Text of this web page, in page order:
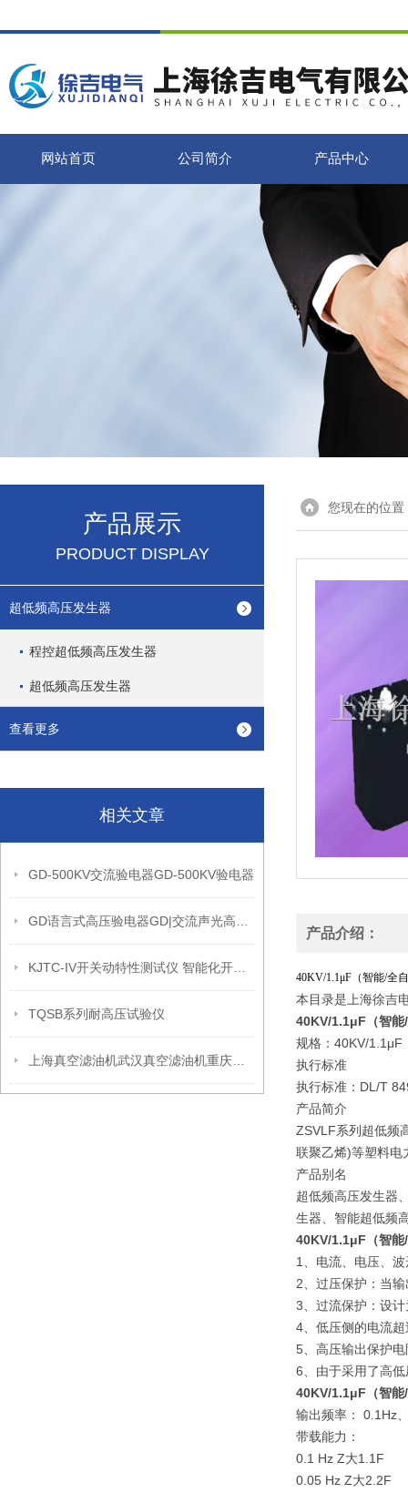
网站首页 公司简介 产品中心
产品展示
PRODUCT DISPLAY
超低频高压发生器
程控超低频高压发生器
超低频高压发生器
查看更多
相关文章
GD-500KV交流验电器GD-500KV验电器
TQSB系列耐高压试验仪
您现在的位置
产品介绍：
40KV/1.1μF（智能/全
本目录是上海徐吉
40KV/1.1μF（智能
规格：40KV/1.1μF
执行标准
执行标准：DL/T
产品简介
ZSVLF系列超低频
联聚乙烯)等塑料电
产品别名
超低频高压发生器
生器、智能超低频
40KV/1.1μF（智能
1、电流、电压、
2、过压保护：当
3、过流保护：设
4、低压侧的电流
5、高压输出保护
6、由于采用了高
40KV/1.1μF（智能
输出频率： 0.1Hz
带载能力：
0.1 Hz Z大1.1F
0.05 Hz Z大2.2F